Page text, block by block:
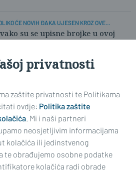
ĆE NOVIH ĐAKA UJESEN KROZ OVE
su se upisne brojke u ovoj
mijenjale proteklo desetljeće
privatnosti
zaštite privatnosti te Politikama
ovdje: Politika zaštite
. Mi i naši partneri
neosjetljivim informacijama
kolačića ili jedinstvenog
te obrađujemo osobne podatke
kolačića radi obrade